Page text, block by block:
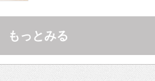
Bose並み
もっとみる